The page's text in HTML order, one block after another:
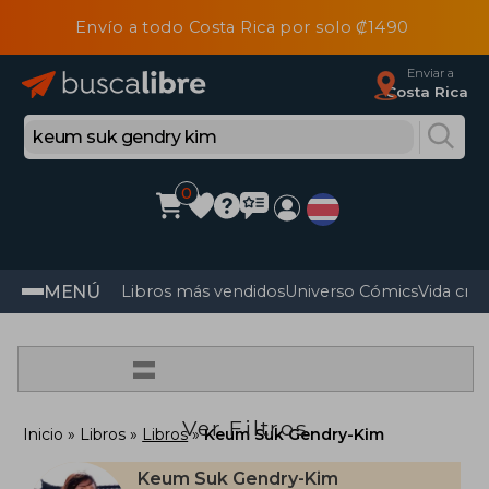
Envío a todo Costa Rica por solo ₡1490
Enviar a
Costa Rica
0
MENÚ Libros más vendidosUniverso CómicsVida
=
Ver Filtros
Inicio Libros Libros Keum Suk Gendry-Kim
Keum Suk Gendry-Kim